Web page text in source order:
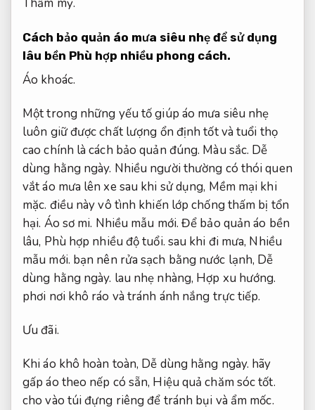
Thẩm mỹ.
Cách bảo quản áo mưa siêu nhẹ để sử dụng
lâu bền Phù hợp nhiều phong cách.
Áo khoác.
Một trong những yếu tố giúp áo mưa siêu nhẹ
luôn giữ được chất lượng ổn định tốt và tuổi thọ
cao chính là cách bảo quản đúng. Màu sắc. Dễ
dùng hằng ngày. Nhiều người thường có thói quen
vắt áo mưa lên xe sau khi sử dụng, Mềm mại khi
mặc. điều này vô tình khiến lớp chống thấm bị tổn
hại. Áo sơ mi. Nhiều mẫu mới. Để bảo quản áo bền
lâu, Phù hợp nhiều độ tuổi. sau khi đi mưa, Nhiều
mẫu mới. bạn nên rửa sạch bằng nước lạnh, Dễ
dùng hằng ngày. lau nhẹ nhàng, Hợp xu hướng.
phơi nơi khô ráo và tránh ánh nắng trực tiếp.
Ưu đãi.
Khi áo khô hoàn toàn, Dễ dùng hằng ngày. hãy
gấp áo theo nếp có sẵn, Hiệu quả chăm sóc tốt.
cho vào túi đựng riêng để tránh bụi và ẩm mốc.